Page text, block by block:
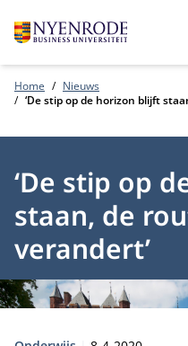
Home
Nieuws
‘De stip op de horizon blijft
‘De stip op
staan, de
verandert’